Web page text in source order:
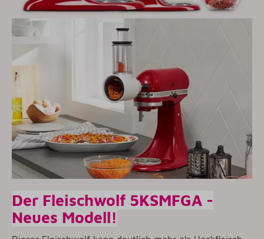
Der Fleischwolf 5KSMFGA -
Neues Modell!